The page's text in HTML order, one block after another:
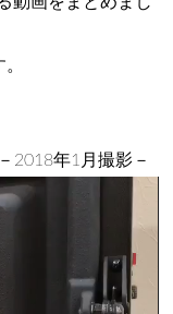
2018年1月撮影－